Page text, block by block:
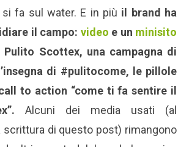
fa sul water. E in più il brand ha
il campo: video e un minisito
Pulito Scottex, una campagna di
di #pulitocome, le pillole
to action “come ti fa sentire il
Alcuni dei media usati (al
scrittura di questo post) rimangono